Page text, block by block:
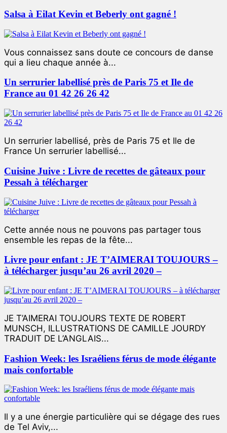
Salsa à Eilat Kevin et Beberly ont gagné !
Vous connaissez sans doute ce concours de danse
qui a lieu chaque année à...
Un serrurier labellisé près de Paris 75 et Ile de
France au 01 42 26 26 42
Un serrurier labellisé, près de Paris 75 et Ile de
France Un serrurier labellisé...
Cuisine Juive : Livre de recettes de gâteaux pour
Pessah à télécharger
Cette année nous ne pouvons pas partager tous
ensemble les repas de la fête...
Livre pour enfant : JE T’AIMERAI TOUJOURS –
à télécharger jusqu’au 26 avril 2020 –
JE T’AIMERAI TOUJOURS TEXTE DE ROBERT
MUNSCH, ILLUSTRATIONS DE CAMILLE JOURDY
TRADUIT DE L’ANGLAIS...
Fashion Week: les Israéliens férus de mode élégante
mais confortable
Il y a une énergie particulière qui se dégage des rues
de Tel Aviv,...